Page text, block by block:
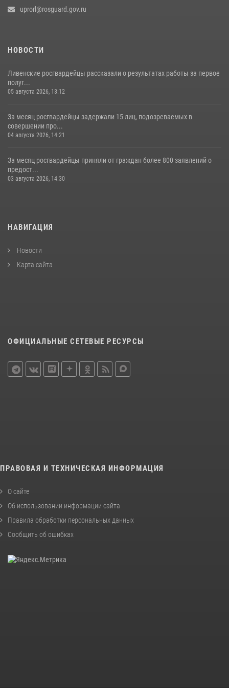
uprorl@rosguard.gov.ru
НОВОСТИ
Ливенские росгвардейцы рассказали о результатах работы за первое
полуг...
05 августа 2026, 13:12
За месяц росгвардейцы задержали 15 лиц, подозреваемых в
совершении про...
04 августа 2026, 14:21
За месяц росгвардейцы приняли от граждан более 800 заявлений о
предост...
03 августа 2026, 14:30
НАВИГАЦИЯ
Новости
Карта сайта
ОФИЦИАЛЬНЫЕ СЕТЕВЫЕ РЕСУРСЫ
ПРАВОВАЯ И ТЕХНИЧЕСКАЯ ИНФОРМАЦИЯ
О сайте
Об использовании информации сайта
Правила обработки персональных данных
Сообщить об ошибках